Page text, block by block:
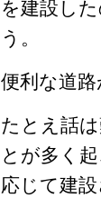
を建設し
う。
便利な道
たとえ話
とが多く
応じて建